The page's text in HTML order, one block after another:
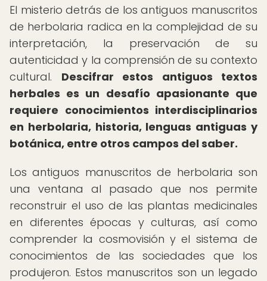
El misterio detrás de los antiguos manuscritos
de herbolaria radica en la complejidad de su
interpretación, la preservación de su
autenticidad y la comprensión de su contexto
cultural. Descifrar estos antiguos textos
herbales es un desafío apasionante que
requiere conocimientos interdisciplinarios
en herbolaria, historia, lenguas antiguas y
botánica, entre otros campos del saber.
Los antiguos manuscritos de herbolaria son
una ventana al pasado que nos permite
reconstruir el uso de las plantas medicinales
en diferentes épocas y culturas, así como
comprender la cosmovisión y el sistema de
conocimientos de las sociedades que los
produjeron. Estos manuscritos son un legado